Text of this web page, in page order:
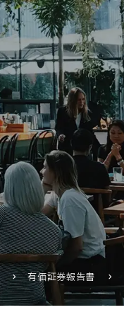
お知らせ
お役立ちコラム
採用情報
お問い合わせ
有価証券報告書